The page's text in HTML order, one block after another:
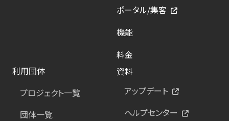
ポータル/集客
機能
料金
利用団体
プロジェクト一覧
団体一覧
資料
アップデート
ヘルプセンター